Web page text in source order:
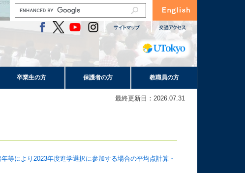
卒業生の方 保護者の方 教職員の方
最終更新日：2026.07.31
等により2023年度進学選択に参加する場合の平均点計算・